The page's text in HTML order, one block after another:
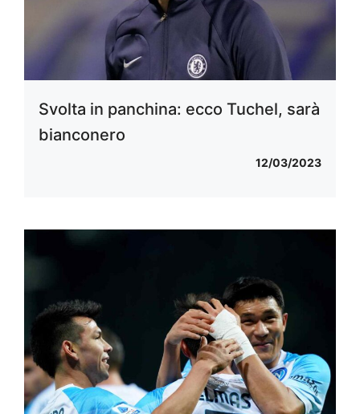
Svolta in panchina: ecco Tuchel, sarà
bianconero
12/03/2023